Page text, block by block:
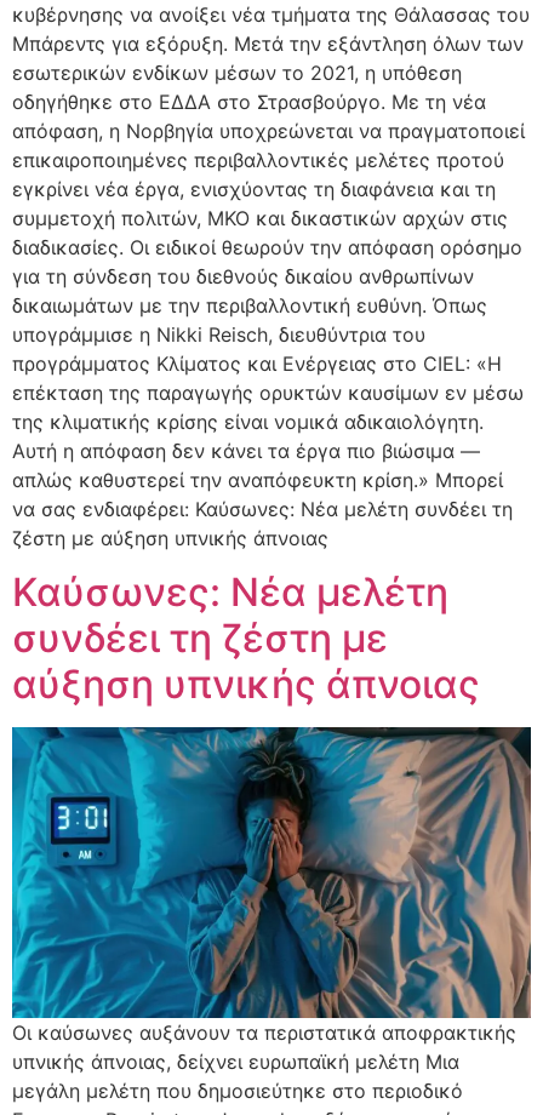
κυβέρνησης να ανοίξει νέα τμήματα της Θάλασσας του
Μπάρεντς για εξόρυξη. Μετά την εξάντληση όλων των
εσωτερικών ενδίκων μέσων το 2021, η υπόθεση
οδηγήθηκε στο ΕΔΔΑ στο Στρασβούργο. Με τη νέα
απόφαση, η Νορβηγία υποχρεώνεται να πραγματοποιεί
επικαιροποιημένες περιβαλλοντικές μελέτες προτού
εγκρίνει νέα έργα, ενισχύοντας τη διαφάνεια και τη
συμμετοχή πολιτών, ΜΚΟ και δικαστικών αρχών στις
διαδικασίες. Οι ειδικοί θεωρούν την απόφαση ορόσημο
για τη σύνδεση του διεθνούς δικαίου ανθρωπίνων
δικαιωμάτων με την περιβαλλοντική ευθύνη. Όπως
υπογράμμισε η Nikki Reisch, διευθύντρια του
προγράμματος Κλίματος και Ενέργειας στο CIEL: «Η
επέκταση της παραγωγής ορυκτών καυσίμων εν μέσω
της κλιματικής κρίσης είναι νομικά αδικαιολόγητη.
Αυτή η απόφαση δεν κάνει τα έργα πιο βιώσιμα —
απλώς καθυστερεί την αναπόφευκτη κρίση.» Μπορεί
να σας ενδιαφέρει: Καύσωνες: Νέα μελέτη συνδέει τη
ζέστη με αύξηση υπνικής άπνοιας
Καύσωνες: Νέα μελέτη
συνδέει τη ζέστη με
αύξηση υπνικής άπνοιας
Οι καύσωνες αυξάνουν τα περιστατικά αποφρακτικής
υπνικής άπνοιας, δείχνει ευρωπαϊκή μελέτη Μια
μεγάλη μελέτη που δημοσιεύτηκε στο περιοδικό